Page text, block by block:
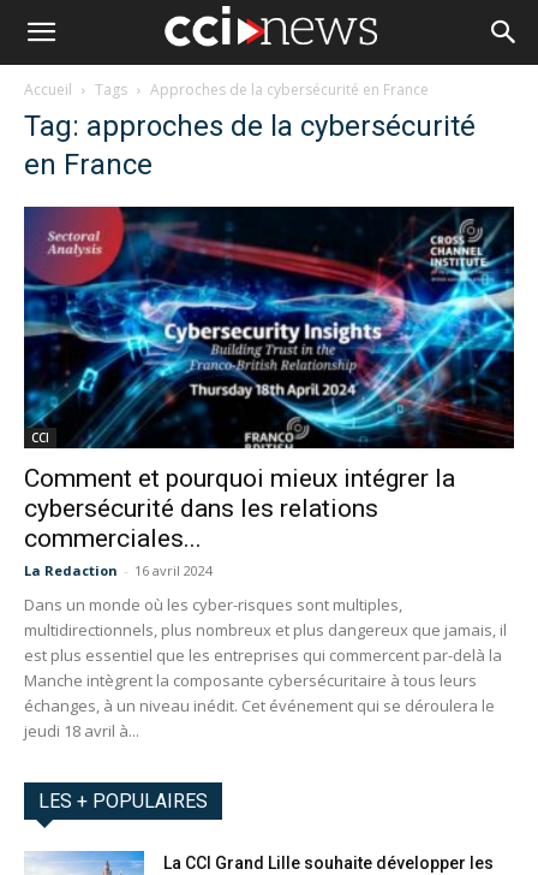
Accueil Tags Approches de la cybersécurité en France
Tag: approches de la cybersécurité
en France
CCI
Comment et pourquoi mieux intégrer la
cybersécurité dans les relations
commerciales...
La Redaction - 16 avril 2024
Dans un monde où les cyber-risques sont multiples,
multidirectionnels, plus nombreux et plus dangereux que jamais, il
est plus essentiel que les entreprises qui commercent par-delà la
Manche intègrent la composante cybersécuritaire à tous leurs
échanges, à un niveau inédit. Cet événement qui se déroulera le
jeudi 18 avril à...
LES + POPULAIRES
La CCI Grand Lille souhaite développer les